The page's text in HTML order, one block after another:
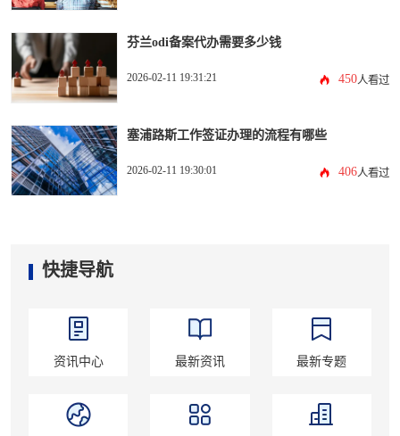
芬兰odi备案代办需要多少钱
2026-02-11 19:31:21 450人看过
塞浦路斯工作签证办理的流程有哪些
2026-02-11 19:30:01 406人看过
快捷导航
资讯中心 最新资讯 最新专题